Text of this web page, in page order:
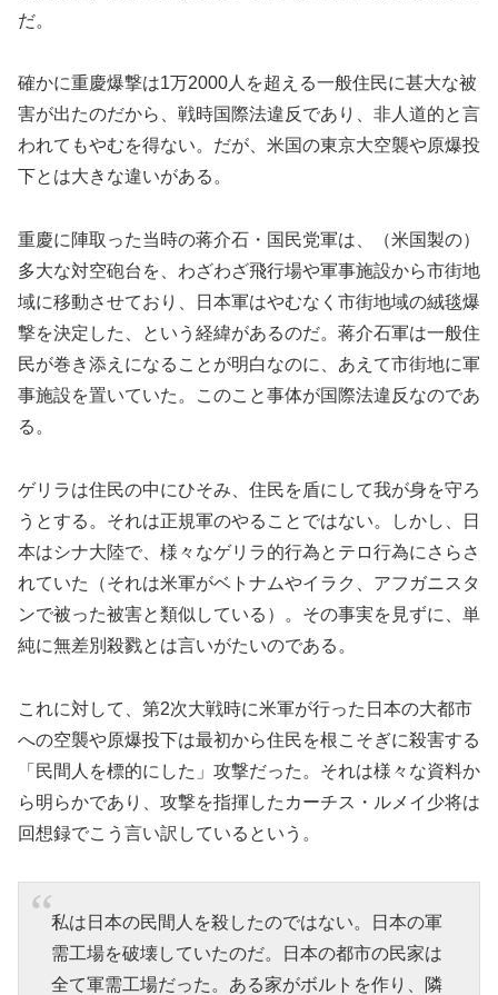
だ。
確かに重慶爆撃は1万2000人を超える一般住民に甚大な被
害が出たのだから、戦時国際法違反であり、非人道的と言
われてもやむを得ない。だが、米国の東京大空襲や原爆投
下とは大きな違いがある。
重慶に陣取った当時の蒋介石・国民党軍は、（米国製の）
多大な対空砲台を、わざわざ飛行場や軍事施設から市街地
域に移動させており、日本軍はやむなく市街地域の絨毯爆
撃を決定した、という経緯があるのだ。蒋介石軍は一般住
民が巻き添えになることが明白なのに、あえて市街地に軍
事施設を置いていた。このこと事体が国際法違反なのであ
る。
ゲリラは住民の中にひそみ、住民を盾にして我が身を守ろ
うとする。それは正規軍のやることではない。しかし、日
本はシナ大陸で、様々なゲリラ的行為とテロ行為にさらさ
れていた（それは米軍がベトナムやイラク、アフガニスタ
ンで被った被害と類似している）。その事実を見ずに、単
純に無差別殺戮とは言いがたいのである。
これに対して、第2次大戦時に米軍が行った日本の大都市
への空襲や原爆投下は最初から住民を根こそぎに殺害する
「民間人を標的にした」攻撃だった。それは様々な資料か
ら明らかであり、攻撃を指揮したカーチス・ルメイ少将は
回想録でこう言い訳しているという。
私は日本の民間人を殺したのではない。日本の軍
需工場を破壊していたのだ。日本の都市の民家は
全て軍需工場だった。ある家がボルトを作り、隣